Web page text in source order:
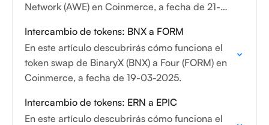
Network (AWE) en Coinmerce, a fecha de 21-
Intercambio de tokens: BNX a FORM
En este artículo descubrirás cómo funciona el
token swap de BinaryX (BNX) a Four (FORM) en
Coinmerce, a fecha de 19-03-2025.
Intercambio de tokens: ERN a EPIC
En este artículo descubrirás cómo funciona el